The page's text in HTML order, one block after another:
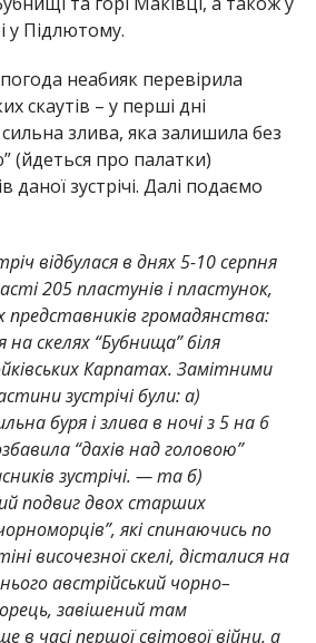
у Підлютому.
неабияк перевірила
скаутів – у перші дні
злива, яка залишила без
(йдеться про палатки)
даної зустрічі. Далі подаємо
відбулася в днях 5-10 серпня
205 пластунів і пластунок,
представників громадянства:
на скелях “Бубнища” біля
Карпатах. Замітними
зустрічі були: а)
буря і злива в ночі з 5 на 6
“дахів над головою”
зустрічі. — та б)
подвиг двох старших
які спинаючись по
височезної скелі, дісталися на
австрійський чорно–
завішений там
в часі першої світової війни, а